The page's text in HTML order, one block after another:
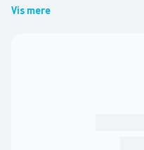
Vis mere